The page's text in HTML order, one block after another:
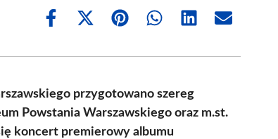
Share
Share
(Twitter)
Share Share Share Share
przygotowano szereg
Powstania Warszawskiego oraz m.st.
koncert premierowy albumu